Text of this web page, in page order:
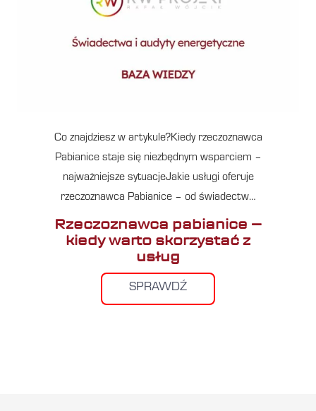
Co znajdziesz w artykule?Kiedy rzeczoznawca
Pabianice staje się niezbędnym wsparciem –
najważniejsze sytuacjeJakie usługi oferuje
rzeczoznawca Pabianice – od świadectw…
Rzeczoznawca pabianice –
kiedy warto skorzystać z
usług
SPRAWDŹ